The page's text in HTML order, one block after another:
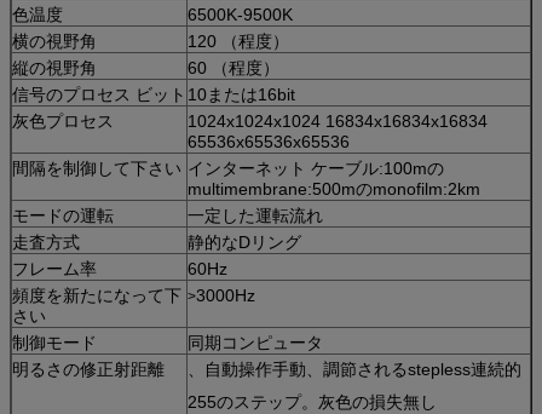
色温度
6500K-9500K
横の視野角
120 （程度）
縦の視野角
60 （程度）
信号のプロセス ビット 10または16bit
灰色プロセス
1024x1024x1024 16834x16834x16834
65536x65536x65536
間隔を制御して下さい インターネット ケーブル:100mの
multimembrane:500mのmonofilm:2km
モードの運転
一定した運転流れ
走査方式
静的なDリング
フレーム率
60Hz
頻度を新たになって下
さい
>3000Hz
制御モード
同期コンピュータ
明るさの修正射距離
、自動操作手動、調節されるstepless連続的
255のステップ。灰色の損失無し